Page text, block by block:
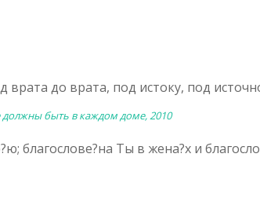
до врата, под истоку, под
должны быть в каждом доме, 2010
благослове?на Ты в жена?х и